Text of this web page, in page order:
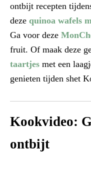
ontbijt recepten
deze quinoa wafels
Ga voor deze
fruit. Of maak deze
taartjes met een
genieten tijden shet
Kookvideo:
ontbijt